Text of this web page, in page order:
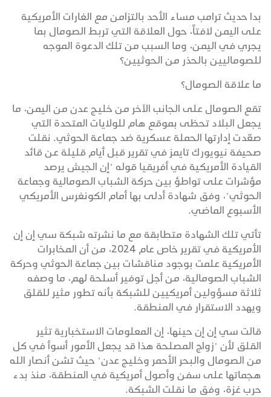
بدا حديث ترامب مساء الأحد بالتزامن مع الغارات الأمريكية
على اليمن لافتاً، حول العلاقة التي تربط الصومال بما
يجري في اليمن، وما السبب من تلك الدعوة الموجه
للصوماليين بالحذر من الحوثيين؟
ما علاقة الصومال؟
تقع الصومال على الجانب الآخر من خليج عدن من اليمن، ما
يجعل البلاد تحظى بموقع هام للولايات المتحدة التي
صعّدت إدارتها الحملة عسكرية ضد جماعة الحوثي. نقلت
صحيفة نيويورك تايمز في تقرير قبل أيام قليلة عن قائد
القيادة الأمريكية في أفريقيا قوله "إن الجيش يرصد
مؤشرات على تواطؤ بين حركة الشباب الصومالية وجماعة
الحوثي"، وفق شهادة أدلى بها أمام الكونغرس الأمريكي
الأسبوع الماضي.
تأتي تلك الشهادة متطابقة مع ما نشرته شبكة سي إن إن
الأمريكية في تقرير خاص عام 2024، من أن المخابرات
الأمريكية علمت بوجود مناقشات بين جماعة الحوثي وحركة
الشباب الصومالية، من أجل توفير أسلحة لهم، ما وصفه
ثلاثة مسؤولين أمريكيين للشبكة بأنه تطور مثير للقلق
ويهدد الاستقرار في المنطقة.
قالت سي إن إن حينها، إن المعلومات الاستخبارية تثير
القلق لأن "زواج المصلحة هذا قد يجعل الأمور أسوأ في كل
من الصومال والبحر الأحمر وخليج عدن" حيث تشن أنصار الله
هجماتها على سفن وأصول أمريكية في المنطقة، منذ بدء
حرب غزة، وفق ما نقلت الشبكة.